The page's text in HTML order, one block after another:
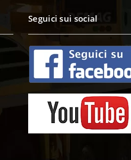
Seguici sui social